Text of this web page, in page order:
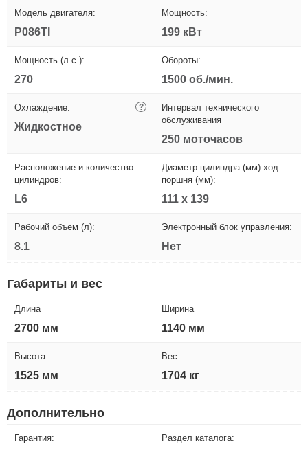
Модель двигателя:
P086TI
Мощность:
199 кВт
Мощность (л.с.):
270
Обороты:
1500 об./мин.
Охлаждение: ?
Жидкостное
Интервал технического
обслуживания
250 моточасов
Расположение и количество
цилиндров:
L6
Диаметр цилиндра (мм) ход
поршня (мм):
111 x 139
Рабочий объем (л):
8.1
Электронный блок управления:
Нет
Габариты и вес
Длина
2700 мм
Ширина
1140 мм
Высота
1525 мм
Вес
1704 кг
Дополнительно
Гарантия: Раздел каталога: